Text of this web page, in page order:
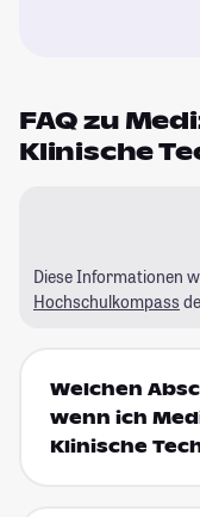
FAQ zu
Klinische
Diese Informationen
Hochschulkompass
Welchen
wenn ich
Klinische